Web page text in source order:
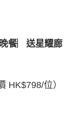
餐︳送星耀廊
HK$798/位）